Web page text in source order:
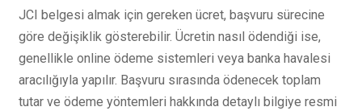
JCI belgesi almak için gereken ücret, başvuru sürecine
göre değişiklik gösterebilir. Ücretin nasıl ödendiği ise,
genellikle online ödeme sistemleri veya banka havalesi
aracılığıyla yapılır. Başvuru sırasında ödenecek toplam
tutar ve ödeme yöntemleri hakkında detaylı bilgiye resmi